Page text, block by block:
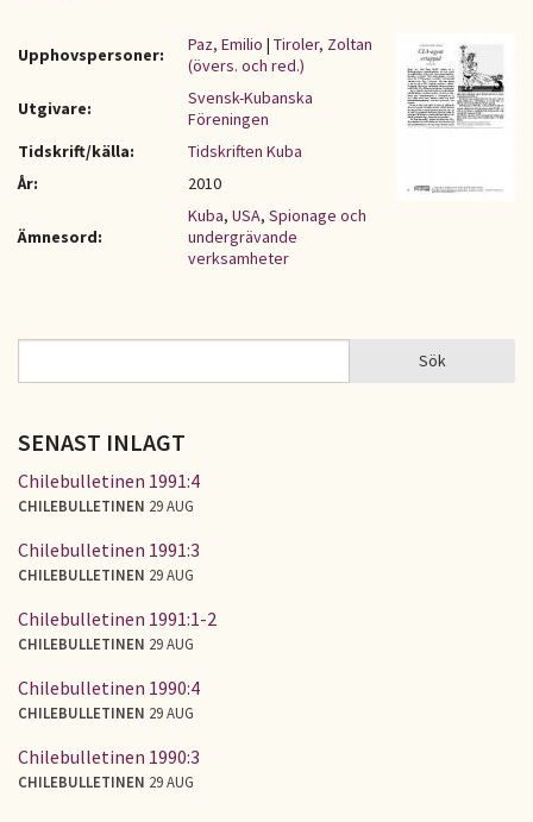
Upphovspersoner: Paz, Emilio | Tiroler, Zoltan
(övers. och red.)
Utgivare:
Svensk-Kubanska
Föreningen
Tidskrift/källa:
Tidskriften Kuba
År:
2010
Ämnesord:
Kuba, USA, Spionage och
undergrävande
verksamheter
SÖKFORMULÄR Sök
SENAST INLAGT
Chilebulletinen 1991:4
CHILEBULLETINEN 29 AUG
Chilebulletinen 1991:3
CHILEBULLETINEN 29 AUG
Chilebulletinen 1991:1-2
CHILEBULLETINEN 29 AUG
Chilebulletinen 1990:4
CHILEBULLETINEN 29 AUG
Chilebulletinen 1990:3
CHILEBULLETINEN 29 AUG